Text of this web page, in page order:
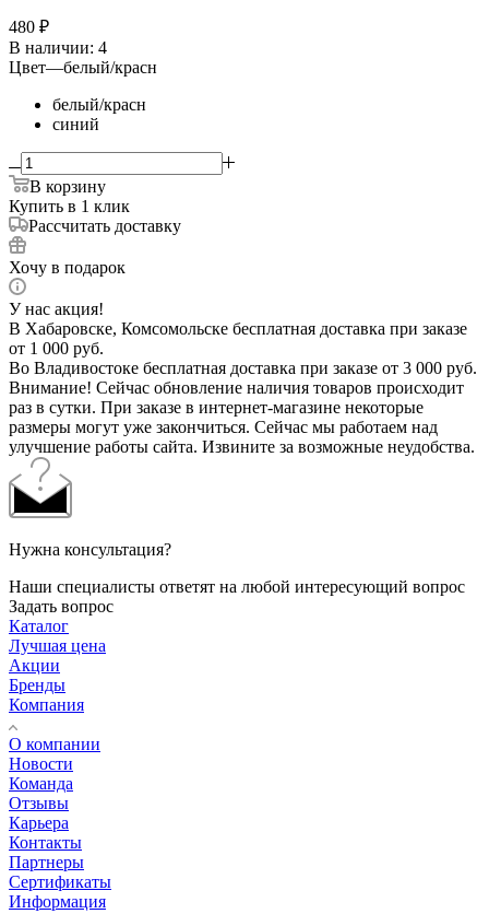
480 ₽
В наличии: 4
Цвет—белый/красн
белый/красн
синий
В корзину
Купить в 1 клик
Рассчитать доставку
Хочу в подарок
У нас акция!
В Хабаровске, Комсомольске бесплатная доставка при заказе
от 1 000 руб.
Во Владивостоке бесплатная доставка при заказе от 3 000 руб.
Внимание! Сейчас обновление наличия товаров происходит
раз в сутки. При заказе в интернет-магазине некоторые
размеры могут уже закончиться. Сейчас мы работаем над
улучшение работы сайта. Извините за возможные неудобства.
Нужна консультация?
Наши специалисты ответят на любой интересующий вопрос
Задать вопрос
Каталог
Лучшая цена
Акции
Бренды
Компания
О компании
Новости
Команда
Отзывы
Карьера
Контакты
Партнеры
Сертификаты
Информация